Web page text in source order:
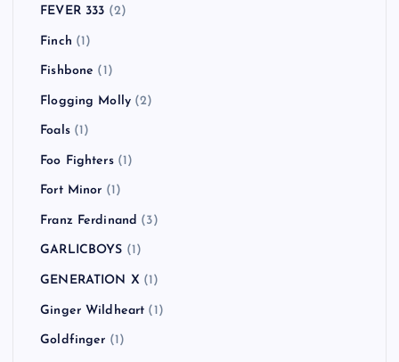
FEVER 333 (2)
Finch (1)
Fishbone (1)
Flogging Molly (2)
Foals(1)
Foo Fighters(1)
Fort Minor (1)
Franz Ferdinand (3)
GARLICBOYS (1)
GENERATION X (1)
Ginger Wildheart (1)
Goldfinger (1)